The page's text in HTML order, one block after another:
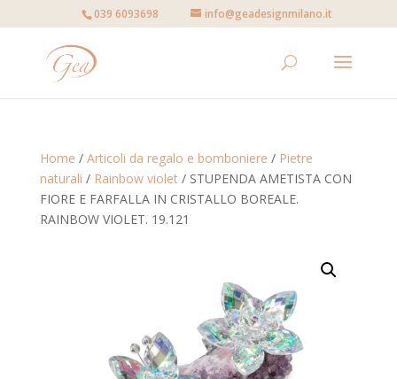
039 6093698 info@geadesignmilano.it
Home / Articoli da regalo e bomboniere / Pietre
naturali / Rainbow violet/ STUPENDA AMETISTA CON
FIORE E FARFALLA IN CRISTALLO BOREALE.
RAINBOW VIOLET. 19.121